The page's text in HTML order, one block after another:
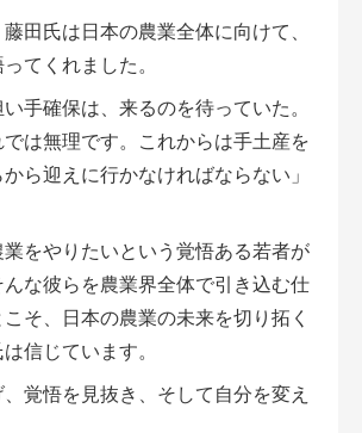
田氏は日本の農業全体に向けて、
てくれました。
い手確保は、来るのを待っていた。
は無理です。これからは手土産を
ら迎えに行かなければならない」
をやりたいという覚悟ある若者が
な彼らを農業界全体で引き込む仕
そ、日本の農業の未来を切り拓く
信じています。
、覚悟を見抜き、そして自分を変え